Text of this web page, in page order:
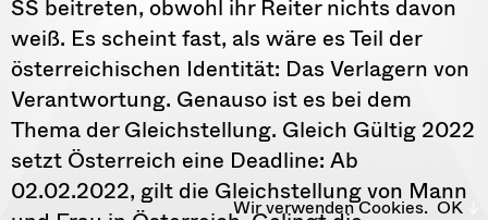
SS beitreten, obwohl ihr Reiter nichts davon
weiß. Es scheint fast, als wäre es Teil der
österreichischen Identität: Das Verlagern von
Verantwortung. Genauso ist es bei dem
Thema der Gleichstellung. Gleich Gültig 2022
setzt Österreich eine Deadline: Ab
02.02.2022, gilt die Gleichstellung von Mann
Wir verwenden Cookies. OK